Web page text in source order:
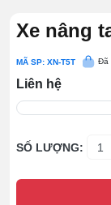
Xe nâng
MÃ SP: XN-T5T Đã
Liên hệ
SỐ LƯỢNG: